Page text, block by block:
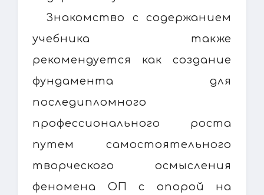
Знакомство с содержанием
учебника также
рекомендуется как создание
фундамента для
последипломного
профессионального роста
путем самостоятельного
творческого осмысления
феномена ОП с опорой на